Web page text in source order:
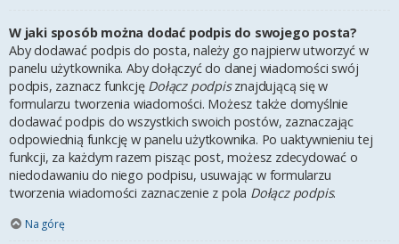
W jaki sposób można dodać podpis do swojego posta?
Aby dodawać podpis do posta, należy go najpierw utworzyć w
panelu użytkownika. Aby dołączyć do danej wiadomości swój
podpis, zaznacz funkcję Dołącz podpisznajdującą się w
formularzu tworzenia wiadomości. Możesz także domyślnie
dodawać podpis do wszystkich swoich postów, zaznaczając
odpowiednią funkcję w panelu użytkownika. Po uaktywnieniu tej
funkcji, za każdym razem pisząc post, możesz zdecydować o
niedodawaniu do niego podpisu, usuwając w formularzu
tworzenia wiadomości zaznaczenie z pola Dołącz podpis.
Na górę